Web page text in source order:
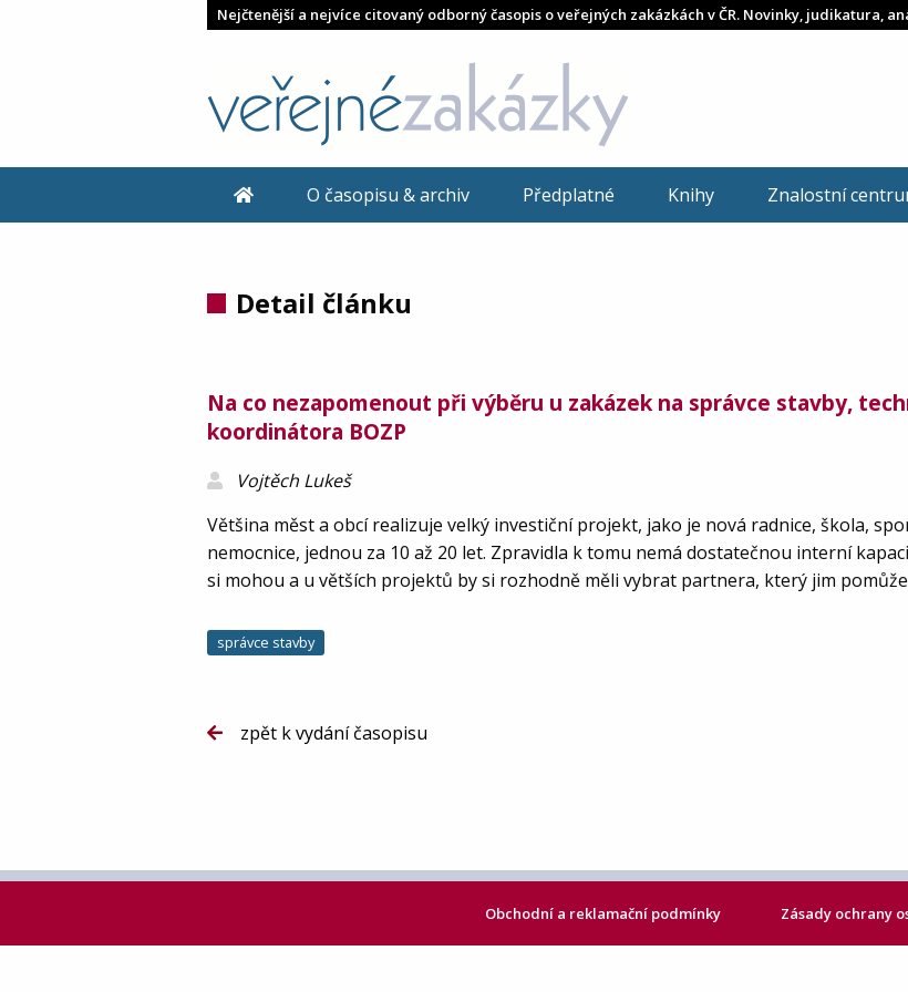
Nejčtenější a nejvíce citovaný odborný časopis o veřejných zakázkách v ČR. Novinky, judikatura,
O časopisu & archiv Předplatné Knihy Znalostní
Detail článku
Na co nezapomenout při výběru u zakázek na správce stavby,
koordinátora BOZP
Vojtěch Lukeš
Většina měst a obcí realizuje velký investiční projekt, jako je nová radnice, škola,
nemocnice, jednou za 10 až 20 let. Zpravidla k tomu nemá dostatečnou interní
si mohou a u větších projektů by si rozhodně měli vybrat partnera, který jim
správce stavby
zpět k vydání časopisu
Obchodní a reklamační podmínky Zásady ochrany